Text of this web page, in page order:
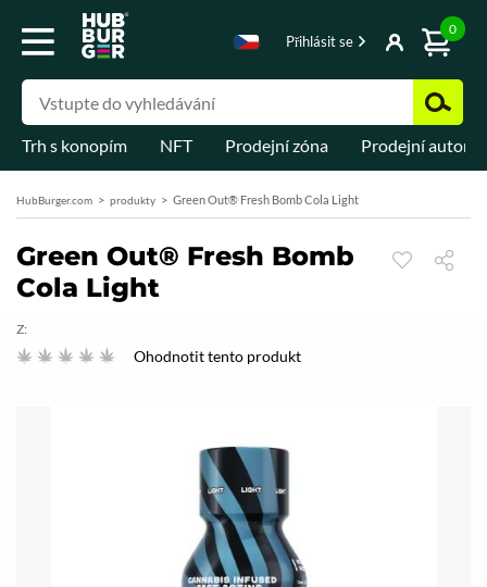
Přihlásit se
0
Trh s konopím NFT Prodejní zóna Prodejní
HubBurger.com produkty Green Out® Fresh Bomb Cola Light
Green Out® Fresh Bomb
Cola Light
Z:
Ohodnotit tento produkt